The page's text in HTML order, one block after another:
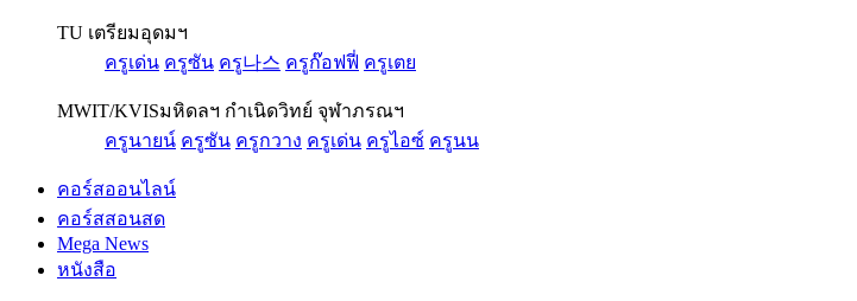
TU เตรียมอุดมฯ
ครูเด่น ครูซัน ครู나스 ครูก๊อฟฟี่ ครูเตย
MWIT/KVISมหิดลฯ กำเนิดวิทย์ จุฬาภรณฯ
ครูนายน์ ครูซัน ครูกวาง ครูเด่น ครูไอซ์ ครูนน
คอร์สออนไลน์
คอร์สสอนสด
Mega News
หนังสือ